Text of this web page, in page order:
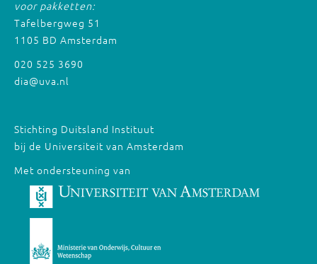
voor pakketten:
Tafelbergweg 51
1105 BD Amsterdam
020 525 3690
dia@uva.nl
Stichting Duitsland Instituut
bij de Universiteit van Amsterdam
Met ondersteuning van